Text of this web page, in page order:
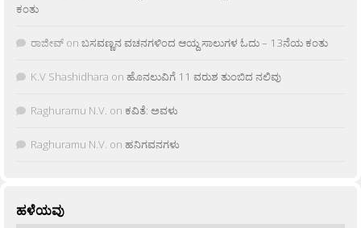
ಕಂತು
ರಾಜೀವ್ on ಬಸವಣ್ಣನ ವಚನಗಳಿಂದ ಆಯ್ದ ಸಾಲುಗಳ ಓದು – 13ನೆಯ ಕಂತು
K.V Shashidhara on ಹೊನಲುವಿಗೆ 11 ವರುಶ ತುಂಬಿದ ನಲಿವು
Raghuramu N.V. on ಕವಿತೆ: ಅವಳು
Raghuramu N.V. on ಹನಿಗವನಗಳು
ಹಳೆಯವು